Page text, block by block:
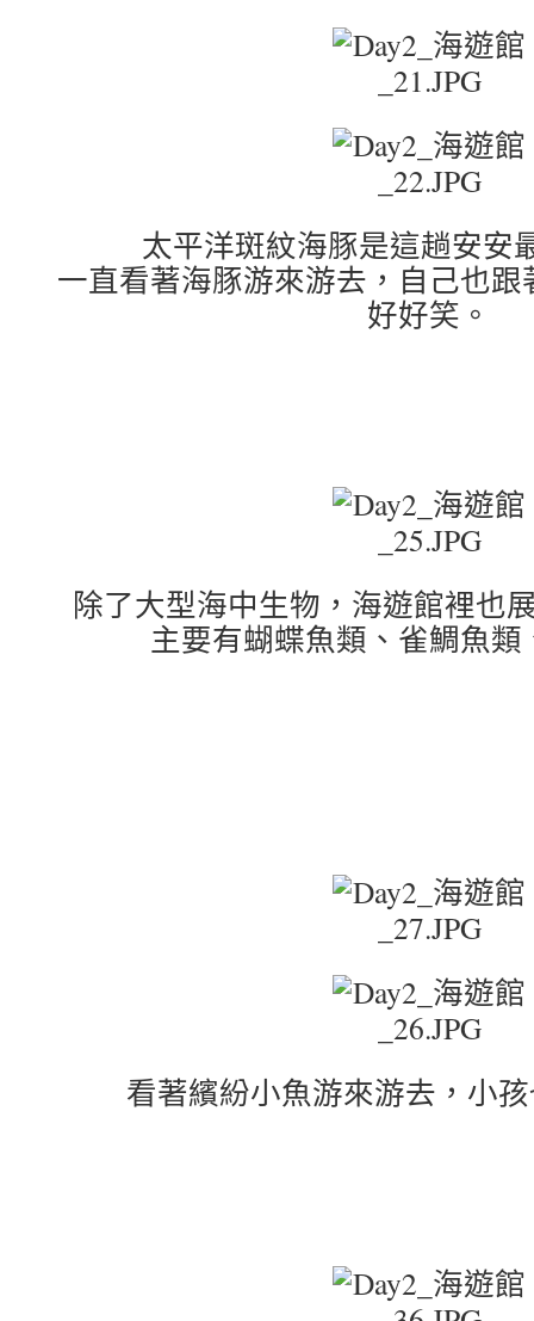
太平洋斑紋海豚是這趟安安
一直看著海豚游來游去，自己也
好好笑。
除了大型海中生物，海遊館裡也
主要有蝴蝶魚類、雀鯛魚
看著繽紛小魚游來游去，小